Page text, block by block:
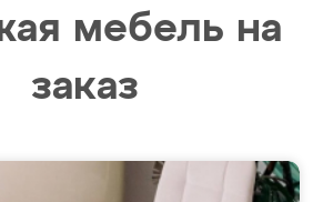
мебель на
заказ